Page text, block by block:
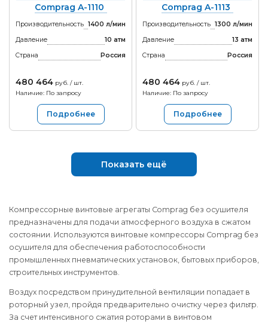
Comprag A-1110
Производительность 1400 л/мин
Давление
10 атм
Страна
Россия
480 464 руб. / шт.
Наличие: По запросу
Подробнее
Comprag A-1113
Производительность 1300 л/мин
Давление
13 атм
Страна
Россия
480 464 руб. / шт.
Наличие: По запросу
Подробнее
Показать ещё
Компрессорные винтовые агрегаты Comprag без осушителя
предназначены для подачи атмосферного воздуха в сжатом
состоянии. Используются винтовые компрессоры Comprag без
осушителя для обеспечения работоспособности
промышленных пневматических установок, бытовых приборов,
строительных инструментов.
Воздух посредством принудительной вентиляции попадает в
роторный узел, пройдя предварительно очистку через фильтр.
За счет интенсивного сжатия роторами в винтовом